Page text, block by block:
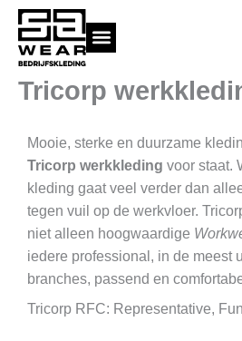
naar
inhoudTricorp
Mooie, sterke en duurzame
Tricorp werkkleding voor staat.
kleding gaat veel verder dan
tegen vuil op de werkvloer.
niet alleen hoogwaardige
iedere professional, in de meest
branches, passend en
Tricorp RFC: Representative,